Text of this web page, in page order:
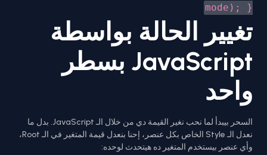
mode); }
تغيير الحالة بواسطة
JavaScript بسطر
واحد
السحر بيبدأ لما نحب نغير القيمة دي من خلال الـ JavaScript. بدل ما
نعدل الـ Style الخاص بكل عنصر، إحنا بنعدل قيمة المتغير في الـ Root،
وأي عنصر بيستخدم المتغير ده هيتحدث لوحده: